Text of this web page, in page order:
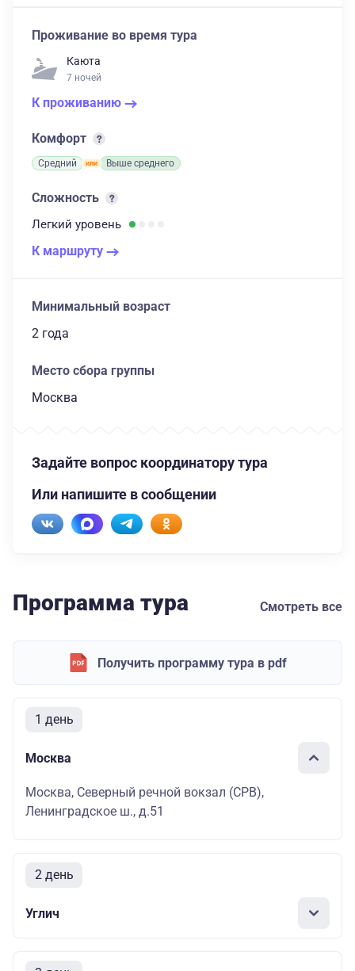
Проживание во время тура
Каюта
7 ночей
К проживанию
Комфорт
Средний Выше среднего
Сложность
Легкий уровень
К маршруту
Минимальный возраст
2 года
Место сбора группы
Москва
Задайте вопрос координатору тура
Или напишите в сообщении
Программа тура Смотреть все
Получить программу тура в pdf
1 день
Москва
Москва, Северный речной вокзал (СРВ),
Ленинградское ш., д.51
2 день
Углич